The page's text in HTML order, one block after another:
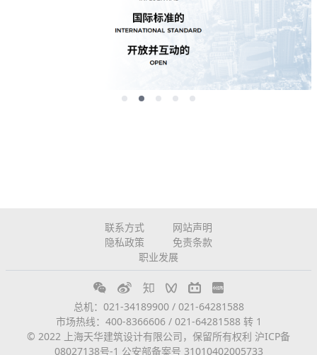
联系方式
网站声明
隐私政策
免责条款
职业发展
总机：021-34189900 / 021-64281588
市场热线：400-8366606 / 021-64281588 转 1
© 2022 上海天华建筑设计有限公司，保留所有权利 沪ICP备
08027138号-1 公安部备案号 31010402005733